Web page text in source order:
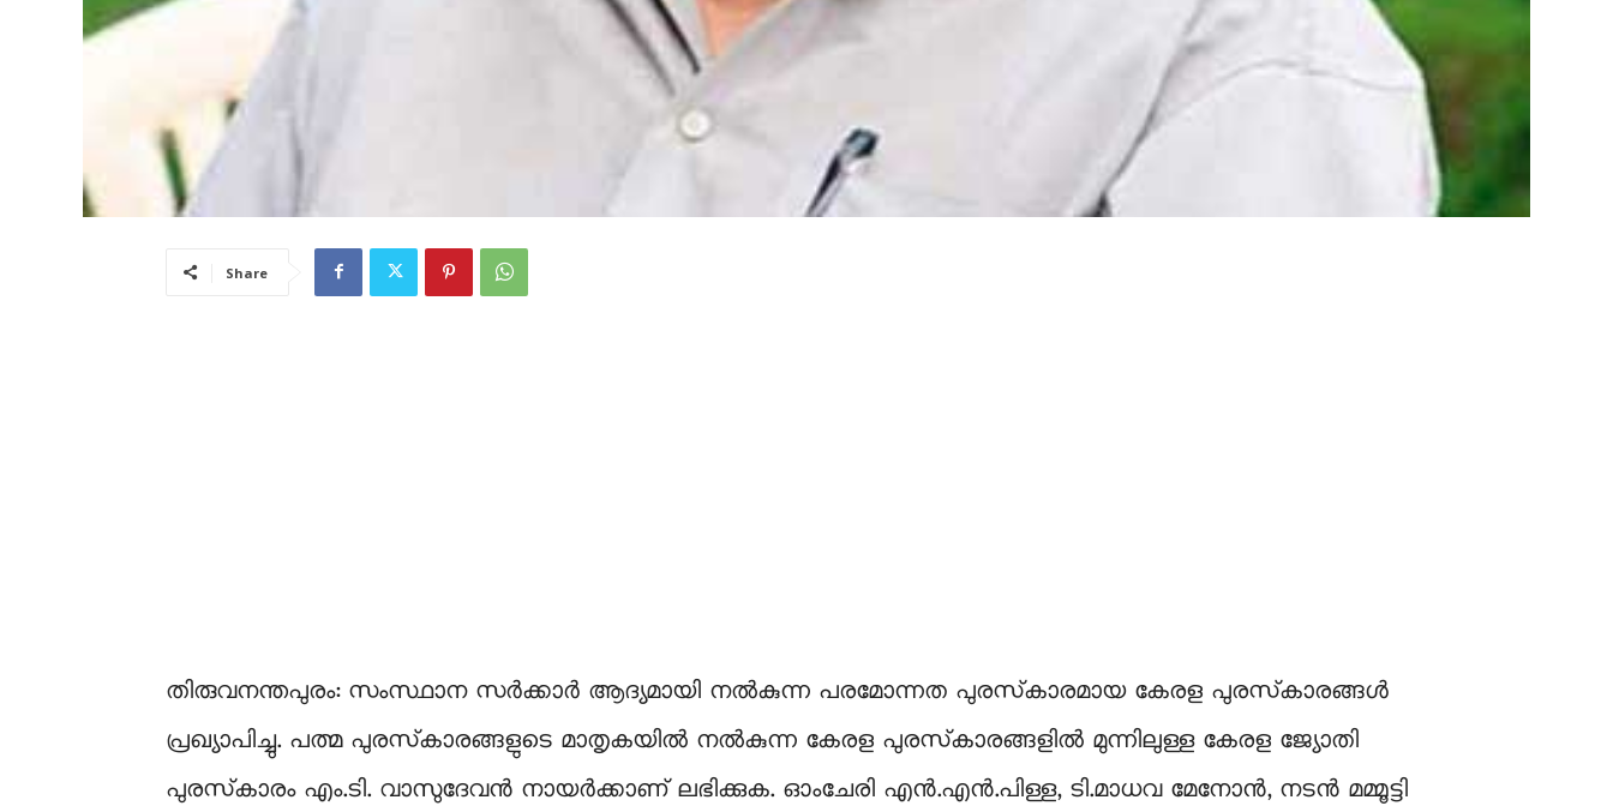
Share
തിരുവനന്തപുരം: സംസ്ഥാന സർക്കാർ ആദ്യമായി നൽകുന്ന പരമോന്നത പുരസ്‌‍കാരമായ കേരള പുരസ്‌‍കാരങ്ങൾ
പ്രഖ്യാപിച്ചു. പത്മ പുരസ്‌‍കാരങ്ങ‍ളുടെ മാതൃകയിൽ നൽകുന്ന കേരള പുരസ്‌‍കാരങ്ങളിൽ മുന്നിലുള്ള കേരള ജ്യോതി
പുരസ്‌കാരം എം.ടി. വാസുദേവൻ നായർക്കാണ് ലഭിക്കുക. ഓംചേരി എൻ.എൻ.പിള്ള, ടി.മാധവ മേനോൻ, നടൻ മമ്മൂട്ടി